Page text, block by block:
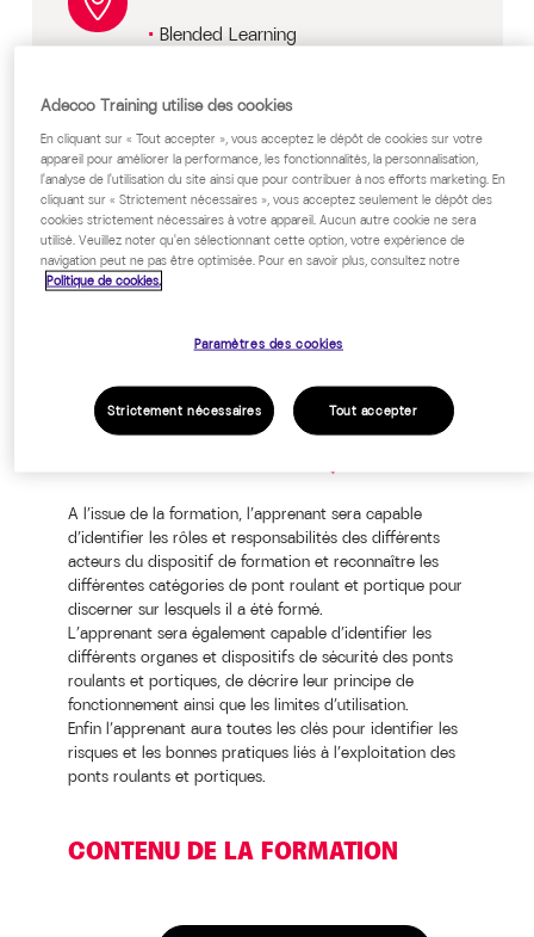
Blended Learning
Prix
Sur devis, nous consulter.
Public cible
Tout public
OBJECTIFS PÉDAGOGIQUES
A l’issue de la formation, l’apprenant sera capable
d’identifier les rôles et responsabilités des différents
acteurs du dispositif de formation et reconnaître les
différentes catégories de pont roulant et portique pour
discerner sur lesquels il a été formé.
L’apprenant sera également capable d’identifier les
différents organes et dispositifs de sécurité des ponts
roulants et portiques, de décrire leur principe de
fonctionnement ainsi que les limites d’utilisation.
Enfin l’apprenant aura toutes les clés pour identifier les
risques et les bonnes pratiques liés à l’exploitation des
ponts roulants et portiques.
CONTENU DE LA FORMATION
Adecco Training utilise des cookies
En cliquant sur « Tout accepter », vous acceptez le dépôt de cookies sur votre
appareil pour améliorer la performance, les fonctionnalités, la personnalisation,
l'analyse de l'utilisation du site ainsi que pour contribuer à nos efforts marketing. En
cliquant sur « Strictement nécessaires », vous acceptez seulement le dépôt des
cookies strictement nécessaires à votre appareil. Aucun autre cookie ne sera
utilisé. Veuillez noter qu'en sélectionnant cette option, votre expérience de
navigation peut ne pas être optimisée. Pour en savoir plus, consultez notre
Politique de cookies.
Paramètres des cookies
Strictement nécessaires Tout accepter